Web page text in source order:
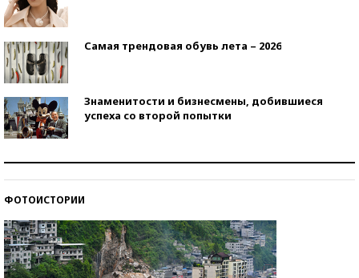
Самая трендовая обувь лета – 2026
Знаменитости и бизнесмены, добившиеся
успеха со второй попытки
ФОТОИСТОРИИ